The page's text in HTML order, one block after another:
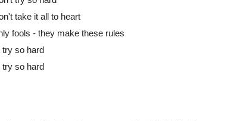
take it all to heart
fools - they make these rules
try so hard
try so hard